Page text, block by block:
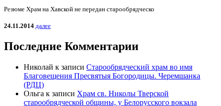
Резюме Храм на Хавской не передан старообрядческо
24.11.2014 далее
Последние Комментарии
Николай к записи Старообрядческий храм во имя
Благовещения Пресвятыя Богородицы. Черемшанка
(РДЦ)
Ольга к записи Храм св. Николы Тверской
старообрядческой общины, у Белорусского вокзала